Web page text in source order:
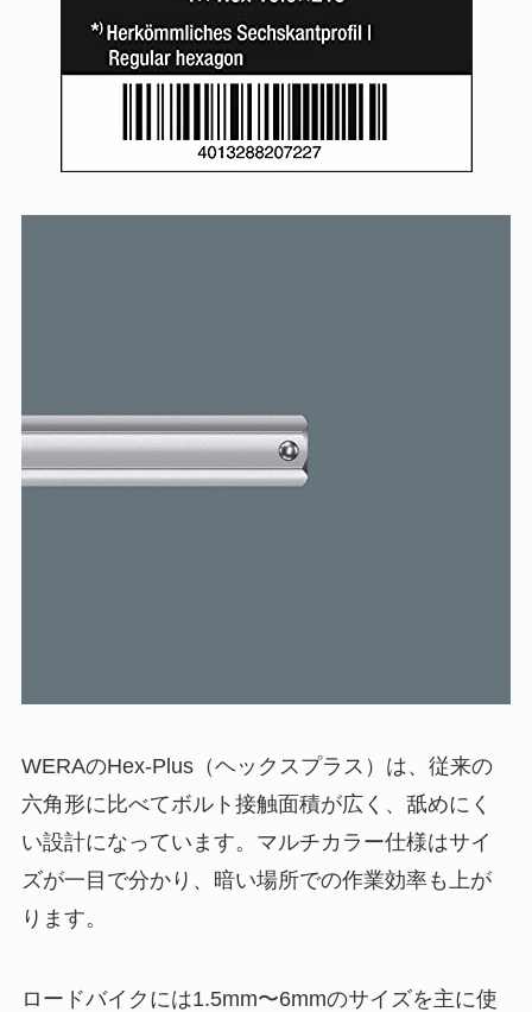
WERAのHex-Plus（ヘックスプラス）は、従来の
六角形に比べてボルト接触面積が広く、舐めにく
い設計になっています。マルチカラー仕様はサイ
ズが一目で分かり、暗い場所での作業効率も上が
ります。
ロードバイクには1.5mm〜6mmのサイズを主に使